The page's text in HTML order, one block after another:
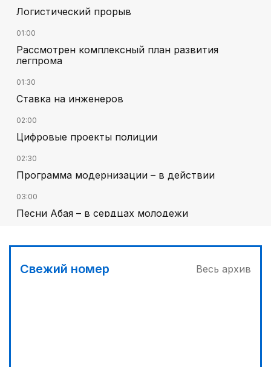
Логистический прорыв
01:00
Рассмотрен комплексный план развития
легпрома
01:30
Ставка на инженеров
02:00
Цифровые проекты полиции
02:30
Программа модернизации – в действии
03:00
Песни Абая – в сердцах молодежи
От увлечения – к мечте
01:36
Свежий номер Весь архив